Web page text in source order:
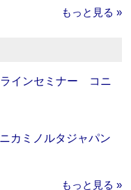
もっと見る »
ラインセミナー コニ
カミノルタジャパン
もっと見る »